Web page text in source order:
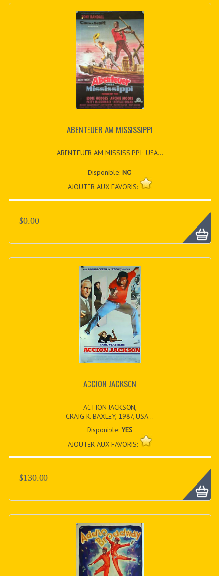
ABENTEUER AM MISSISSIPPI
ABENTEUER AM MISSISSIPPI; USA...
Disponible:NO
AJOUTER AUX FAVORIS:
$0.00
ACCION JACKSON
ACTION JACKSON,
CRAIG R. BAXLEY, 1987, USA...
Disponible:YES
AJOUTER AUX FAVORIS:
$130.00